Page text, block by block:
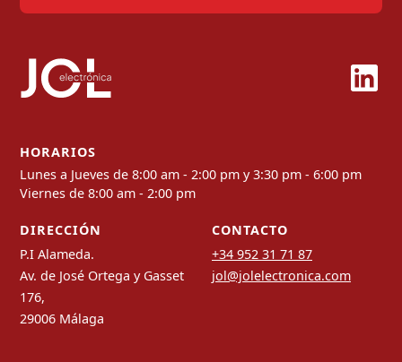
HORARIOS
Lunes a Jueves de 8:00 am - 2:00 pm y 3:30 pm - 6:00 pm
Viernes de 8:00 am - 2:00 pm
DIRECCIÓN
P.I Alameda.
Av. de José Ortega y Gasset
176,
29006 Málaga
CONTACTO
+34 952 31 71 87
jol@jolelectronica.com